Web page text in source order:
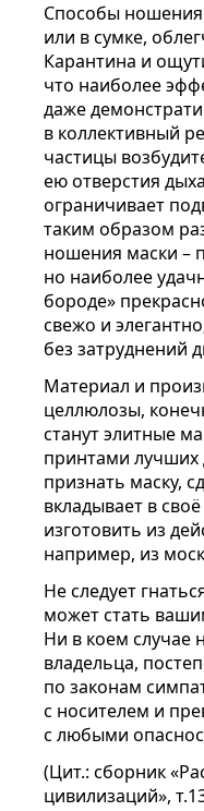
Способы ношения
или в сумке,
Карантина и
что наиболее
даже
в коллективный
частицы
ею отверстия
ограничивает
таким образом
ношения маски –
но наиболее
бороде»
свежо и
без затруднений
Материал и
целлюлозы,
станут элитные
принтами лучших
признать маску,
вкладывает в
изготовить из
например, из
Не следует
может стать
Ни в коем случае
владельца,
по законам
с носителем и
с любыми
(Цит.: сборник
цивилизаций»,